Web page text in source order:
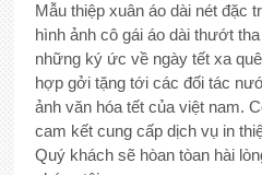
Mẫu thiệp xuân áo dài nét đặc
hình ảnh cô gái áo dài thướt
những ký ức về ngày tết xa
hợp gởi tặng tới các đối tác
ảnh văn hóa tết của việt nam.
cam kết cung cấp dịch vụ in
Quý khách sẽ hòan tòan hài